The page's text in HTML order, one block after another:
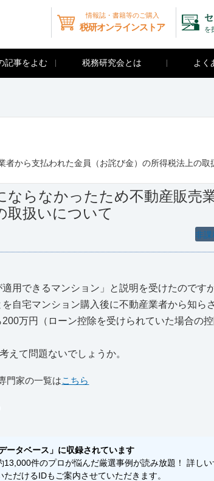
情報誌・書籍等のご購入
税研オンラインストア を
記事をよむ 税務研究会とは よく
から支払われた金員（お詫び金）の所得税法上の取
らなかったため不動産販売
取扱いについて
非
用できるマンション」と説明を受けたのです
自宅マンション購入後に不動産業者から知ら
万円（ローン控除を受けられていた場合の
て問題ないでしょうか。
門家の一覧はこちら
ータベース」に収録されています
13,000件のプロが悩んだ厳選事例が読み放題！ 詳しい
だけるIDもご案内させていただきます。